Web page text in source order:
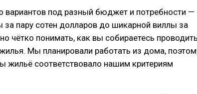
вариантов под разный бюджет и потребности —
за пару сотен долларов до шикарной виллы за
чётко понимать, как вы собираетесь
Мы планировали работать из дома,
жильё соответствовало нашим критериям